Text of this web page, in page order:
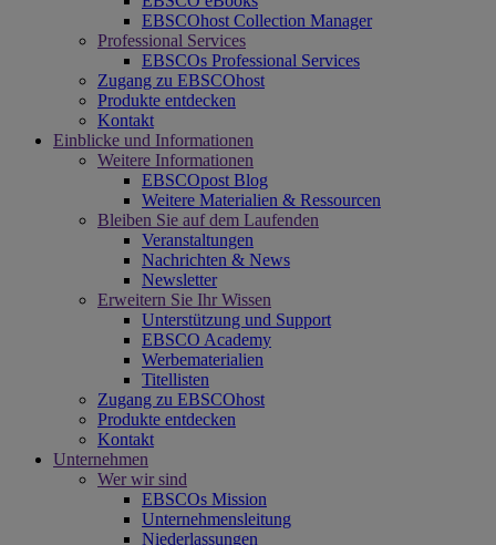
EBSCOhost Collection Manager
Professional Services
EBSCOs Professional Services
Zugang zu EBSCOhost
Produkte entdecken
Kontakt
Einblicke und Informationen
Weitere Informationen
EBSCOpost Blog
Weitere Materialien & Ressourcen
Bleiben Sie auf dem Laufenden
Veranstaltungen
Nachrichten & News
Newsletter
Erweitern Sie Ihr Wissen
Unterstützung und Support
EBSCO Academy
Werbematerialien
Titellisten
Zugang zu EBSCOhost
Produkte entdecken
Kontakt
Unternehmen
Wer wir sind
EBSCOs Mission
Unternehmensleitung
Niederlassungen